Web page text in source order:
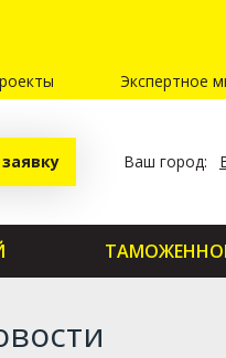
Экспертное
Ваш город: